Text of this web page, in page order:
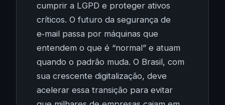
cumprir a LGPD e proteger ativos
críticos. O futuro da segurança de
e‑mail passa por máquinas que
entendem o que é “normal” e atuam
quando o padrão muda. O Brasil, com
sua crescente digitalização, deve
acelerar essa transição para evitar